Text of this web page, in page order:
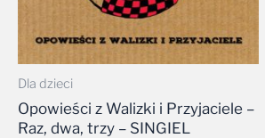
Dla dzieci
Opowieści z Walizki i Przyjaciele –
Raz, dwa, trzy – SINGIEL